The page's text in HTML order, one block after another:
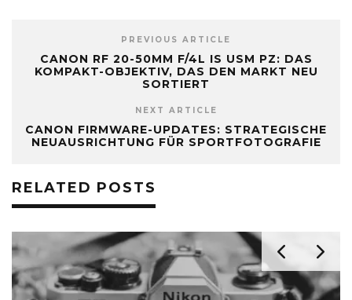
PREVIOUS ARTICLE
CANON RF 20-50MM F/4L IS USM PZ: DAS
KOMPAKT-OBJEKTIV, DAS DEN MARKT NEU
SORTIERT
NEXT ARTICLE
CANON FIRMWARE-UPDATES: STRATEGISCHE
NEUAUSRICHTUNG FÜR SPORTFOTOGRAFIE
RELATED POSTS